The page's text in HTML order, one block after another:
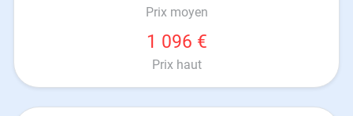
Prix moyen
1 096 €
Prix haut